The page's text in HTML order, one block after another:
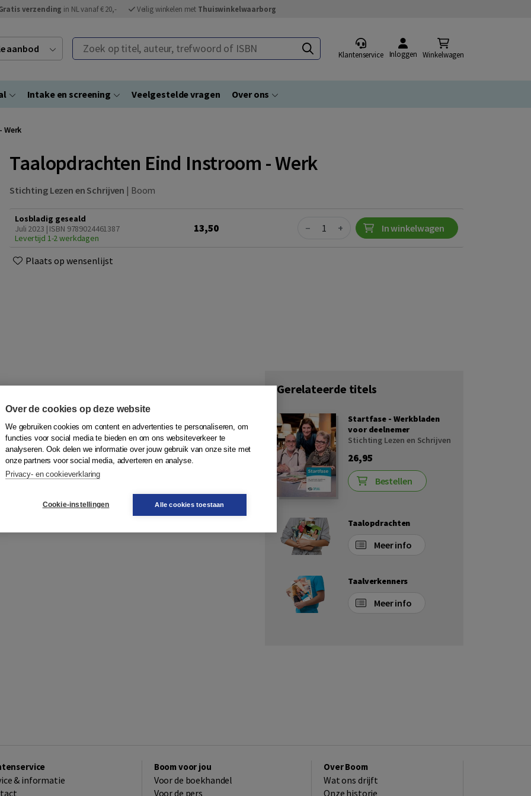
verzending in NL vanaf € 20,- Veilig winkelen met Thuiswinkelwaarborg
aanbod Zoek op titel, auteur, trefwoord of ISBN
Klantenservice Inloggen Winkelwagen
Intake en screening Veelgestelde vragen Over ons
Werk
Taalopdrachten Eind Instroom - Werk
Stichting Lezen en Schrijven | Boom
Losbladig geseald
Juli 2023 | ISBN 9789024461387
Levertijd 1-2 werkdagen
13,50 Quantity
− + In winkelwagen
Plaats op wensenlijst
het niveau van lezen en schrijven van
Intake en Taalopdrachten Eind. Ze zijn
lees- en/of schrijfniveau van individuele deelnemers
zoveel mogelijk aan te sluiten bij relevante situaties en
ontwikkeld voor twee contexten: Dagelijks leven en
Gerelateerde titels
Startfase - Werkbladen
voor deelnemer
Stichting Lezen en Schrijven
26,95
Bestellen
Taalopdrachten
Meer info
Taalverkenners
Meer info
& informatie
Boom voor jou
Voor de boekhandel
Voor de pers
Over Boom
Wat ons drijft
Onze historie
Over de cookies op deze website
We gebruiken cookies om content en advertenties te personaliseren, om
functies voor social media te bieden en om ons websiteverkeer te
analyseren. Ook delen we informatie over jouw gebruik van onze site met
onze partners voor social media, adverteren en analyse.
Privacy- en cookieverklaring
Cookie-instellingen Alle cookies toestaan